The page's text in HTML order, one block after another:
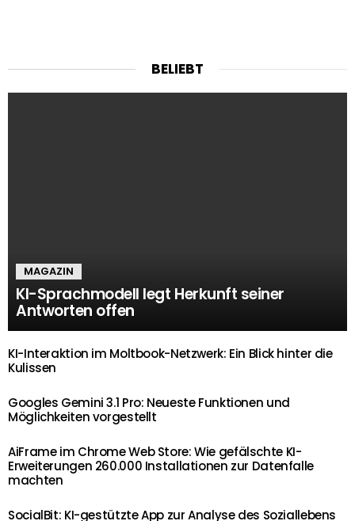
BELIEBT
MAGAZIN
KI-Sprachmodell legt Herkunft seiner
Antworten offen
KI-Interaktion im Moltbook-Netzwerk: Ein Blick hinter die
Kulissen
Googles Gemini 3.1 Pro: Neueste Funktionen und
Möglichkeiten vorgestellt
AiFrame im Chrome Web Store: Wie gefälschte KI-
Erweiterungen 260.000 Installationen zur Datenfalle
machten
SocialBit: KI-gestützte App zur Analyse des Soziallebens